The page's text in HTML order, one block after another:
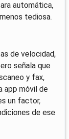
automática,
tediosa.
de velocidad,
señala que
y fax,
app móvil de
un factor,
de ese